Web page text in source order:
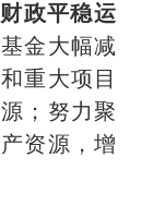
政平稳运
金大幅减
重大项目
；努力聚
资源，增